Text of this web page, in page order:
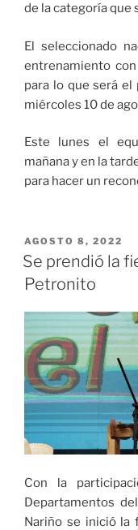
de la categoría que
El seleccionado
entrenamiento
para lo que será
miércoles 10 de
Este lunes el
mañana y en la
para hacer un
PUBLICADO
EL
AGOSTO 8, 2022
Se prendió la
Petronito
Con la
Departamentos
Nariño se inició la